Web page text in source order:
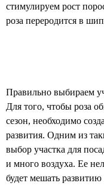
стимулируем рост
роза переродится в
Правильно выбираем
Для того, чтобы роза
сезон, необходимо
развития. Одним из
выбор участка для
и много воздуха. Ее
будет мешать развитию